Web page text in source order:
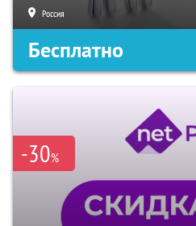
Россия
Бесплатно
-30%